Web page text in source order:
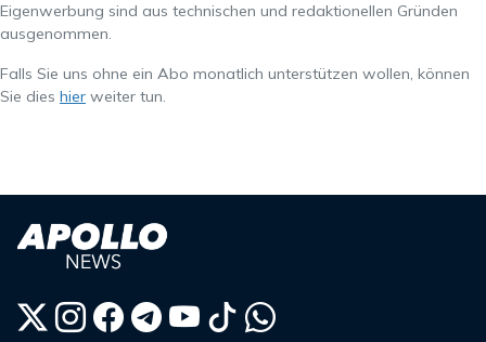
Eigenwerbung sind aus technischen und redaktionellen Gründen
ausgenommen.
Falls Sie uns ohne ein Abo monatlich unterstützen wollen, können
Sie dies hier weiter tun.